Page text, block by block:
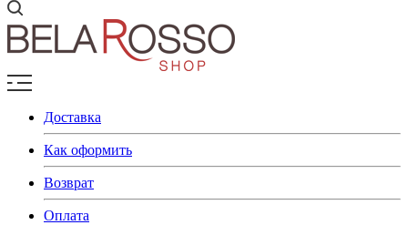
Доставка
Как оформить
Возврат
Оплата